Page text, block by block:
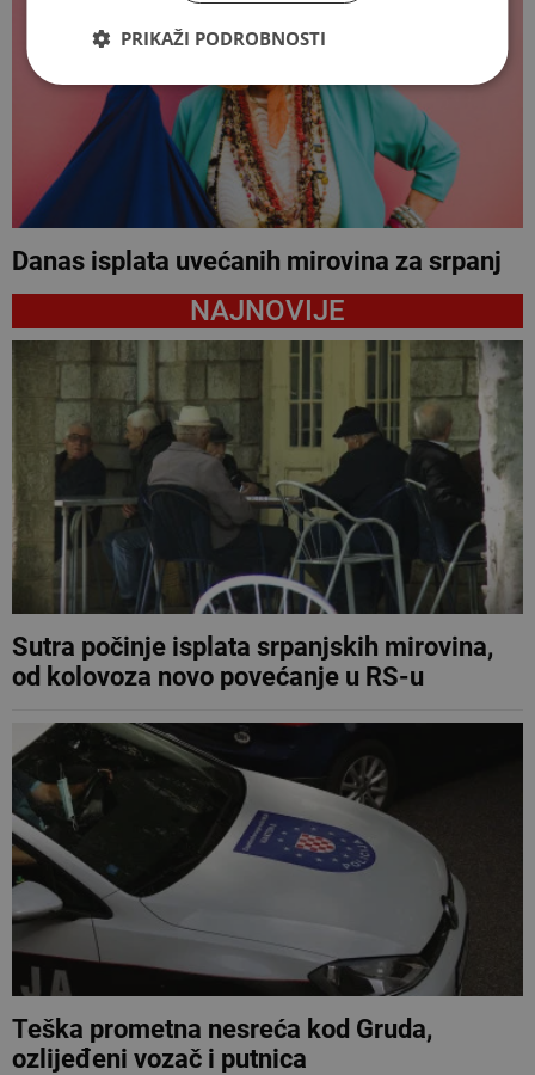
Danas isplata uvećanih mirovina za srpanj
NAJNOVIJE
Sutra počinje isplata srpanjskih mirovina,
od kolovoza novo povećanje u RS-u
Teška prometna nesreća kod Gruda,
ozlijeđeni vozač i putnica
PRIKAŽI PODROBNOSTI